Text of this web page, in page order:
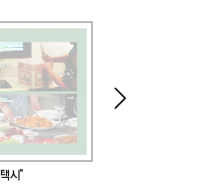
시"